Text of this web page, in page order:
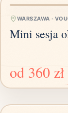
WARSZAWA ·
Mini sesja
od 360 zł